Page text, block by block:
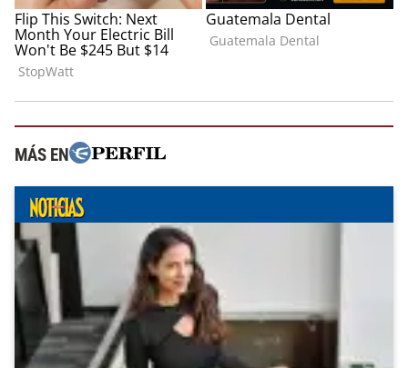
MÁS EN